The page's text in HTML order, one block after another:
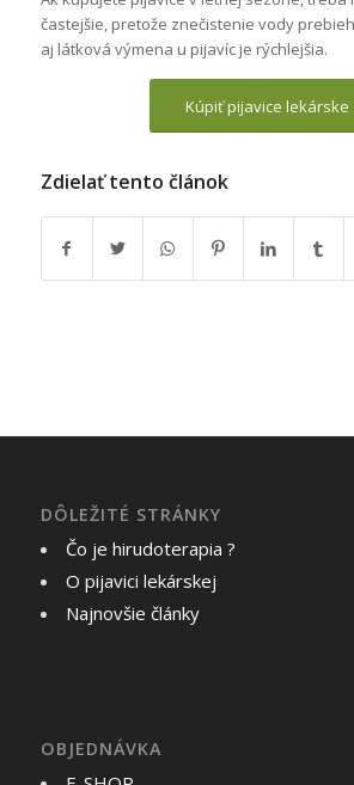
častejšie, pretože znečistenie vody
aj látková výmena u pijavíc je rýchlejšia.
Kúpiť pijavice lekárske
Zdielať tento článok
DÔLEŽITÉ STRÁNKY
Čo je hirudoterapia ?
O pijavici lekárskej
Najnovšie články
OBJEDNÁVKA